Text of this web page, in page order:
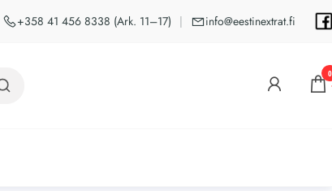
+358 41 456 8338 (Ark. 11–17) | info@eestinextrat.fi
0